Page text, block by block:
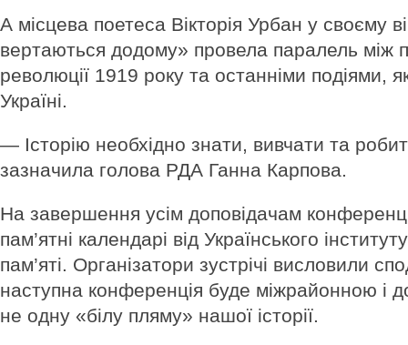
А місцева поетеса Вікторія Урбан у своєму
вертаються додому» провела паралель між
революції 1919 року та останніми подіями,
Україні.
— Історію необхідно знати, вивчати та
зазначила голова РДА Ганна Карпова.
На завершення усім доповідачам
пам’ятні календарі від Українського
пам’яті. Організатори зустрічі висловили
наступна конференція буде міжрайонною і
не одну «білу пляму» нашої історії.